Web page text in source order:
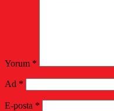
Yorum *
Ad *
E-posta *